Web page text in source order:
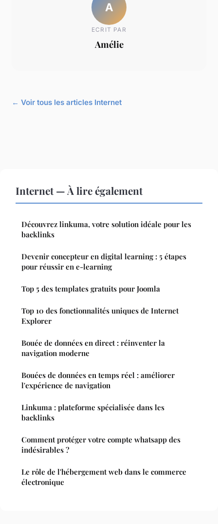
A
ECRIT PAR
Amélie
← Voir tous les articles Internet
Internet — À lire également
Découvrez linkuma, votre solution idéale pour les
backlinks
Devenir concepteur en digital learning : 5 étapes
pour réussir en e-learning
Top 5 des templates gratuits pour Joomla
Top 10 des fonctionnalités uniques de Internet
Explorer
Bouée de données en direct : réinventer la
navigation moderne
Bouées de données en temps réel : améliorer
l'expérience de navigation
Linkuma : plateforme spécialisée dans les
backlinks
Comment protéger votre compte whatsapp des
indésirables ?
Le rôle de l'hébergement web dans le commerce
électronique